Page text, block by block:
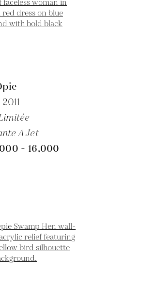
2011
A Jet
- 16,000